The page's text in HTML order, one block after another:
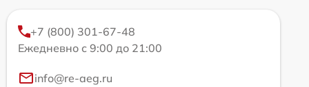
+7 (800) 301-67-48
Ежедневно с 9:00 до 21:00
info@re-aeg.ru